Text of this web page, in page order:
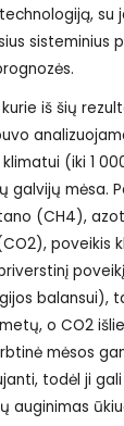
su
sisteminius
iš šių
(iki 1
galvijų mėsa.
(CH4),
poveikis
balansui),
o CO2
mėsos
todėl ji
auginimas